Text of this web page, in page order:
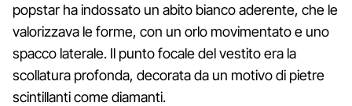
popstar ha indossato un abito bianco aderente, che le
valorizzava le forme, con un orlo movimentato e uno
spacco laterale. Il punto focale del vestito era la
scollatura profonda, decorata da un motivo di pietre
scintillanti come diamanti.